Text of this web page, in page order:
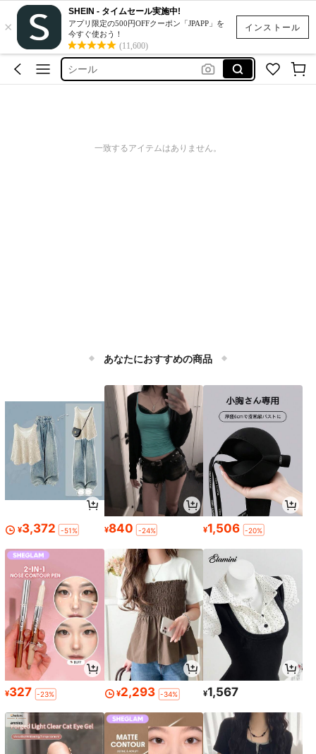
インストール
×
SHEIN - タイムセール実施中!
アプリ限定の500円OFFクーポン「JPAPP」を
今すぐ使おう！
(11,600)
ネイルチップ
スクイーズ
シール
スクイーズ
一致するアイテムはありません。
あなたにおすすめの商品
¥3,372 -51% ¥840 -24% ¥1,506 -20%
¥327 -23% ¥2,293 -34% ¥1,567